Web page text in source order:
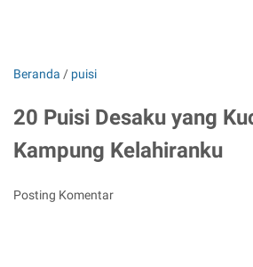
Beranda / puisi
20 Puisi Desaku yang
Kampung Kelahiranku
Posting Komentar